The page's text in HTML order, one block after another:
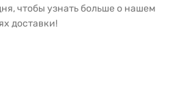
чтобы узнать больше о нашем
доставки!